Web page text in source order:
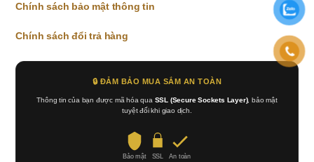
Chính sách bảo mật thông tin
Chính sách đổi trả hàng
🔒 ĐẢM BẢO MUA SẮM AN TOÀN
Thông tin của bạn được mã hóa qua SSL (Secure Sockets Layer), bảo mật
tuyệt đối khi giao dịch.
Bảo mật SSL An toàn